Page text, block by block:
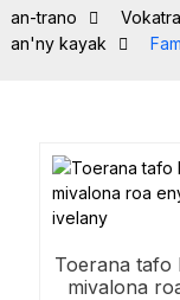
an-trano
an'ny kayak
Toerana tafo
mivalona